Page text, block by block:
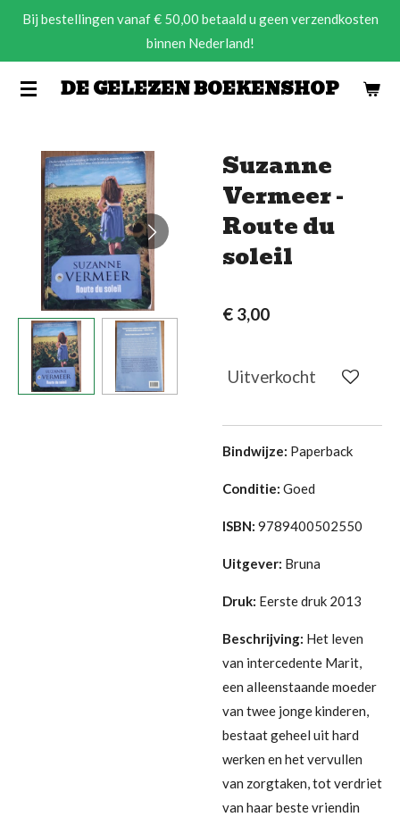
Ga
de
DE GELEZEN BOEKENSHOP
Bij bestellingen vanaf € 50,00 betaald u geen verzendkosten
binnen Nederland!
Suzanne
Vermeer -
Route du
soleil
€ 3,00
Uitverkocht
Bindwijze: Paperback
Conditie: Goed
ISBN: 9789400502550
Uitgever: Bruna
Druk: Eerste druk 2013
Beschrijving: Het leven
van intercedente Marit,
een alleenstaande moeder
van twee jonge kinderen,
bestaat geheel uit hard
werken en het vervullen
van zorgtaken, tot verdriet
van haar beste vriendin